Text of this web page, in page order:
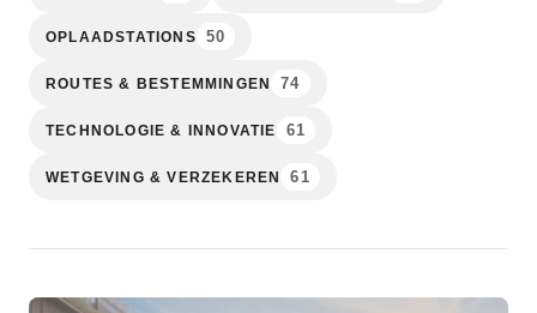
OPLAADSTATIONS 50
ROUTES & BESTEMMINGEN 74
TECHNOLOGIE & INNOVATIE 61
WETGEVING & VERZEKEREN 61